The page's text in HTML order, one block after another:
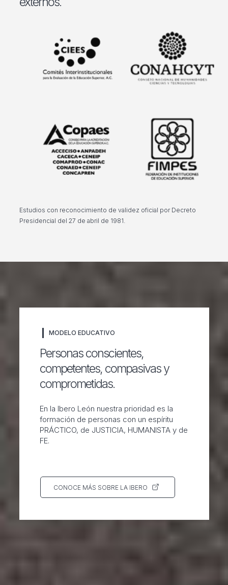
Estudios con reconocimiento de validez oficial por Decreto
Presidencial del 27 de abril de 1981.
MODELO EDUCATIVO
Personas conscientes,
competentes, compasivas y
comprometidas.
En la Ibero León nuestra prioridad es la
formación de personas con un espíritu
PRÁCTICO, de JUSTICIA, HUMANISTA y de
FE.
CONOCE MÁS SOBRE LA IBERO